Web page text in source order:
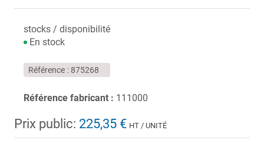
stocks / disponibilité
En stock
Référence 875268
Référence fabricant : 111000
Prix public: 225,35 € HT / UNITÉ